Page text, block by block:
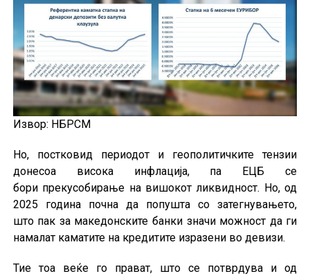
Извор: НБРСМ
Но, постковид периодот и геополитичките тензии
донесоа висока инфлација, па ЕЦБ се
бори прекусобирање на вишокот ликвидност. Но, од
2025 година почна да попушта со затегнувањето,
што пак за македонските банки значи можност да ги
намалат каматите на кредитите изразени во девизи.
Тие тоа веќе го прават, што се потврдува и од